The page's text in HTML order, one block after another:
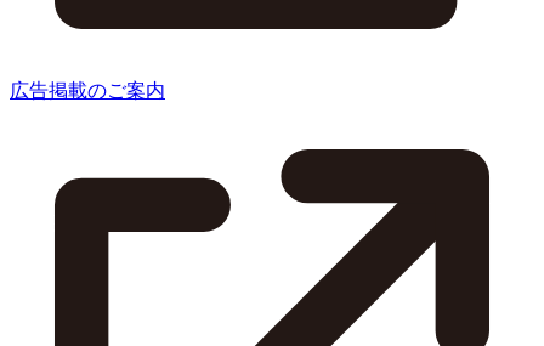
広告掲載のご案内